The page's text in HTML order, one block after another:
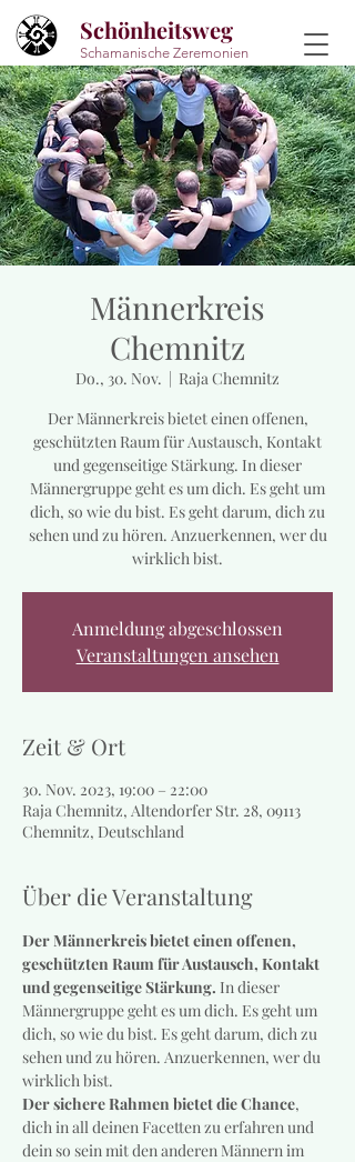
Schönheitsweg
Schamanische Zeremonien
Männerkreis
Chemnitz
Do., 30. Nov.
  |
Raja Chemnitz
Der Männerkreis bietet einen offenen,
geschützten Raum für Austausch, Kontakt
und gegenseitige Stärkung. In dieser
Männergruppe geht es um dich. Es geht um
dich, so wie du bist. Es geht darum, dich zu
sehen und zu hören. Anzuerkennen, wer du
wirklich bist.
Anmeldung abgeschlossen
Veranstaltungen ansehen
Zeit & Ort
30. Nov. 2023, 19:00 – 22:00
Raja Chemnitz, Altendorfer Str. 28, 09113
Chemnitz, Deutschland
Über die Veranstaltung
Der Männerkreis bietet einen offenen,
geschützten Raum für Austausch, Kontakt
und gegenseitige Stärkung. In dieser
Männergruppe geht es um dich. Es geht um
dich, so wie du bist. Es geht darum, dich zu
sehen und zu hören. Anzuerkennen, wer du
wirklich bist.
Der sichere Rahmen bietet die Chance,
dich in all deinen Facetten zu erfahren und
dein so sein mit den anderen Männern im